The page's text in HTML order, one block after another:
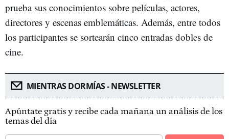
prueba sus conocimientos sobre películas, actores,
directores y escenas emblemáticas. Además, entre todos
los participantes se sortearán cinco entradas dobles de
cine.
MIENTRAS DORMÍAS - NEWSLETTER
Apúntate gratis y recibe cada mañana un análisis de los
temas del día